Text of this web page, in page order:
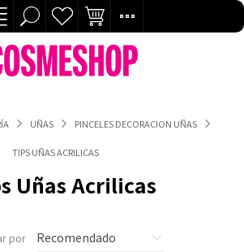
UÑAS PINCELES DECORACION UÑAS
TIPS UÑAS ACRILICAS
Uñas Acrilicas
por